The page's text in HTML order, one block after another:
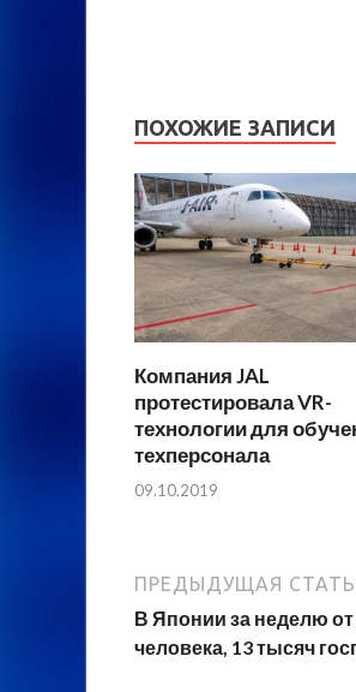
ПОХОЖИЕ ЗАПИСИ
Компания JAL
протестировала VR-
технологии для
техперсонала
09.10.2019
ПРЕДЫДУЩАЯ
В Японии за неделю
человека, 13 тысяч